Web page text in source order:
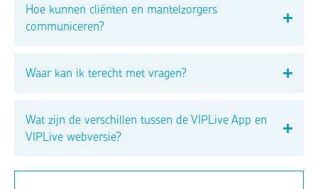
Hoe kunnen cliënten en mantelzorgers
communiceren?
Waar kan ik terecht met vragen?
Wat zijn de verschillen tussen de VIPLive App en
VIPLive webversie?